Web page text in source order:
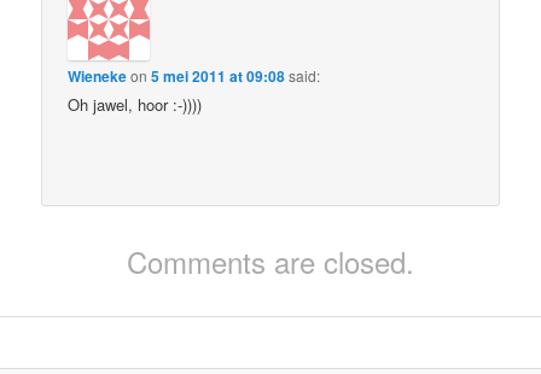
Wienekeon5 mei 2011 at 09:08said:
Oh jawel, hoor :-))))
Comments are closed.